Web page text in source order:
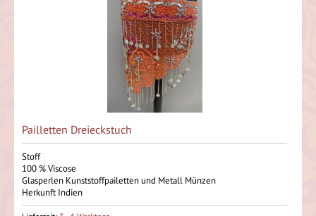
Pailletten Dreieckstuch
Stoff
100 % Viscose
Glasperlen Kunststoffpailetten und Metall Münzen
Herkunft Indien